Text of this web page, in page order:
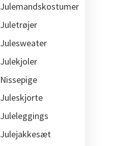
Julemandskostumer
Juletrøjer
Julesweater
Julekjoler
Nissepige
Juleskjorte
Juleleggings
Julejakkesæt